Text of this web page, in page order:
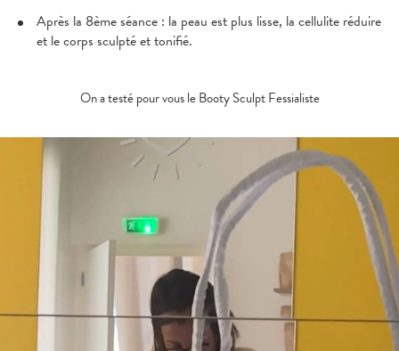
Après la 8ème séance : la peau est plus lisse, la cellulite réduire
et le corps sculpté et tonifié.
On a testé pour vous le Booty Sculpt Fessialiste